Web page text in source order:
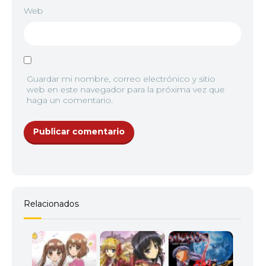
Web
Guardar mi nombre, correo electrónico y sitio
web en este navegador para la próxima vez que
haga un comentario.
Relacionados